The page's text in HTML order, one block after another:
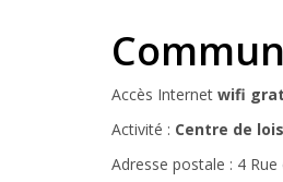
Accès Internet wifi
Activité : Centre de
Adresse postale : 4